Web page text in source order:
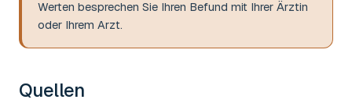
Werten besprechen Sie Ihren Befund mit Ihrer Ärztin
oder Ihrem Arzt.
Quellen